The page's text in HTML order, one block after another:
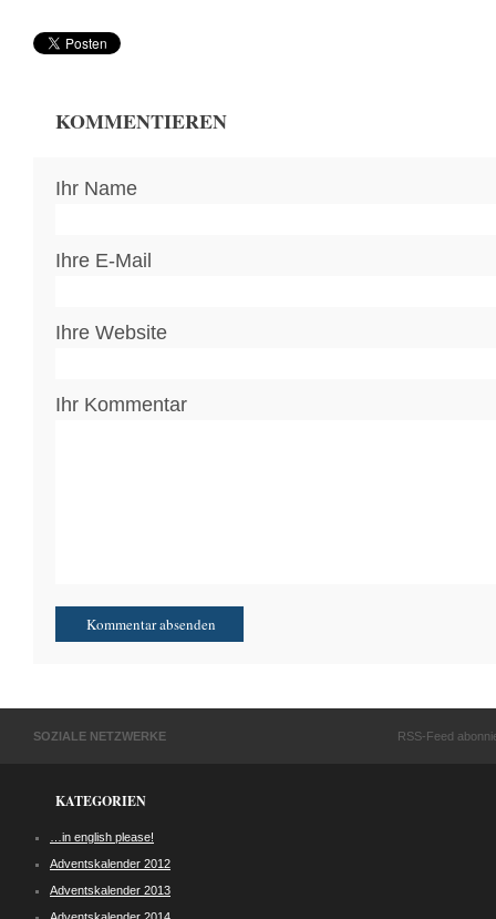
KOMMENTIEREN
Ihr Name
Ihre E-Mail
Ihre Website
Ihr Kommentar
SOZIALE NETZWERKE RSS-Feed
KATEGORIEN
…in english please!
Adventskalender 2012
Adventskalender 2013